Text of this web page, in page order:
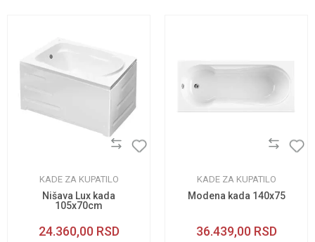
KADE ZA KUPATILO
Nišava Lux kada
105x70cm
24.360,00 RSD
KADE ZA KUPATILO
Modena kada 140x75
36.439,00 RSD